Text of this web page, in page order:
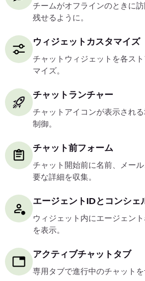
チームがオフラインのときに
残せるように。
ウィジェットカスタマイズ
チャットウィジェットを各ス
マイズ。
チャットランチャー
チャットアイコンが表示され
制御。
チャット前フォーム
チャット開始前に名前、メー
要な詳細を収集。
エージェントIDとコンシェ
ウィジェット内にエージェン
を表示。
アクティブチャットタブ
専用タブで進行中のチャットを